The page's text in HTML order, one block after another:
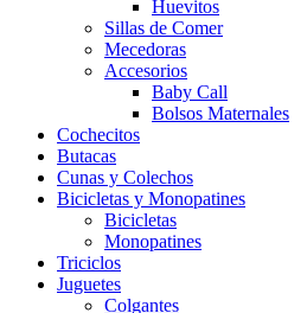
Huevitos
Sillas de Comer
Mecedoras
Accesorios
Baby Call
Bolsos Maternales
Cochecitos
Butacas
Cunas y Colechos
Bicicletas y Monopatines
Bicicletas
Monopatines
Triciclos
Juguetes
Colgantes